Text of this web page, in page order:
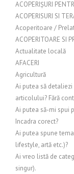
ACOPERIȘURI
ACOPERISURI SI
Acoperitoare /
ACOPERITOARE SI
Actualitate locală
AFACERI
Agricultură
Ai putea să
articolului? Fără
Ai putea să-mi spui
încadra corect?
Ai putea spune
lifestyle, artă etc.)?
Ai vreo listă de
singur).